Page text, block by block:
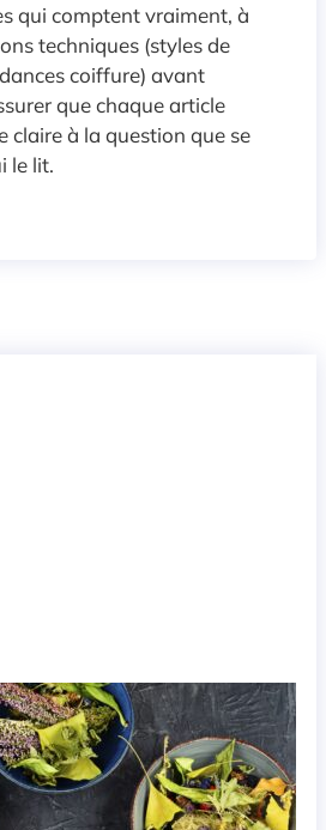
qui comptent vraiment, à
techniques (styles de
coiffure) avant
que chaque article
claire à la question que se
le lit.